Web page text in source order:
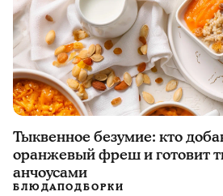
Тыквенное безумие: кто
оранжевый фреш и готовит
анчоусами
БЛЮДАПОДБОРКИ